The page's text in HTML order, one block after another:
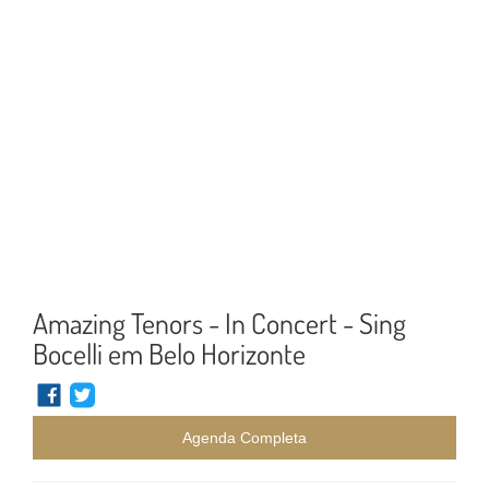
Amazing Tenors - In Concert - Sing
Bocelli em Belo Horizonte
Agenda Completa